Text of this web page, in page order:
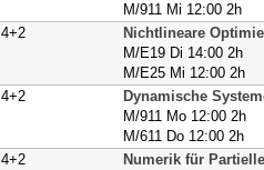
M/911 Mi 12:00 2h
4+2
Nichtlineare
M/E19 Di 14:00 2h
M/E25 Mi 12:00 2h
4+2
Dynamische
M/911 Mo 12:00 2h
M/611 Do 12:00 2h
4+2
Numerik für